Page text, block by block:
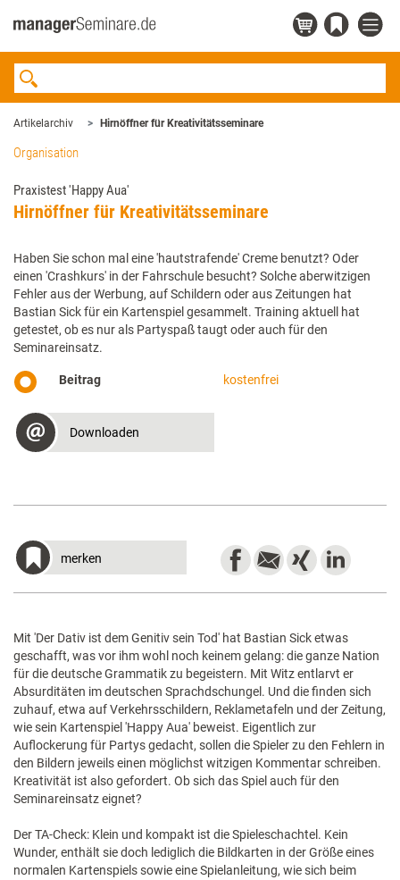
Artikelarchiv Hirnöffner für Kreativitätsseminare
Organisation
Praxistest 'Happy Aua'
Hirnöffner für Kreativitätsseminare
Haben Sie schon mal eine 'hautstrafende' Creme benutzt? Oder
einen 'Crashkurs' in der Fahrschule besucht? Solche aberwitzigen
Fehler aus der Werbung, auf Schildern oder aus Zeitungen hat
Bastian Sick für ein Kartenspiel gesammelt. Training aktuell hat
getestet, ob es nur als Partyspaß taugt oder auch für den
Seminareinsatz.
Beitrag kostenfrei
Downloaden
merken
Mit 'Der Dativ ist dem Genitiv sein Tod' hat Bastian Sick etwas
geschafft, was vor ihm wohl noch keinem gelang: die ganze Nation
für die deutsche Grammatik zu begeistern. Mit Witz entlarvt er
Absurditäten im deutschen Sprach­dschungel. Und die finden sich
zuhauf, etwa auf Verkehrsschildern, Reklametafeln und der Zeitung,
wie sein Kartenspiel 'Happy Aua' beweist. Eigentlich zur
Auflockerung für Partys gedacht, sollen die Spieler zu den Fehlern in
den Bildern jeweils einen möglichst witzigen Kommentar ­schreiben.
Kreativität ist also gefordert. Ob sich das Spiel auch für den
Seminareinsatz eignet?
Der TA-Check: Klein und kompakt ist die Spieleschachtel. Kein
Wunder, enthält sie doch lediglich die Bildkarten in der Größe eines
normalen Kartenspiels sowie eine Spielanleitung, wie sich beim